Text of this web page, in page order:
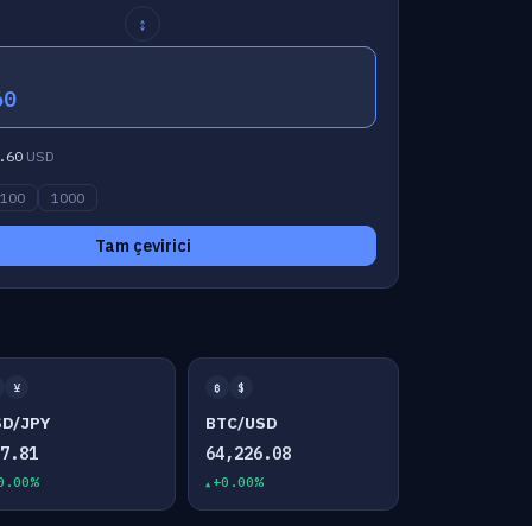
↕
USD
100 1000
Tam çevirici
¥
JPY
₿ $
BTC/USD
64,226.08
+0.00%